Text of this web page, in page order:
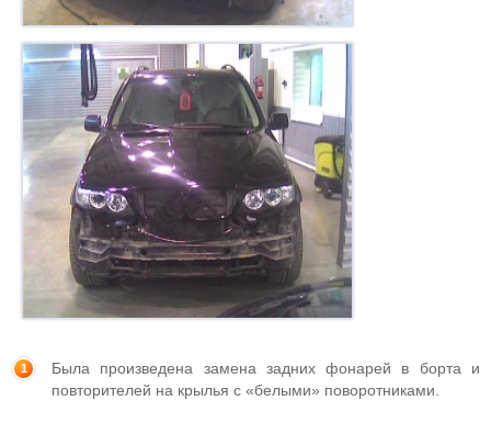
Была произведена замена задних фонарей в борта и
повторителей на крылья с «белыми» поворотниками.